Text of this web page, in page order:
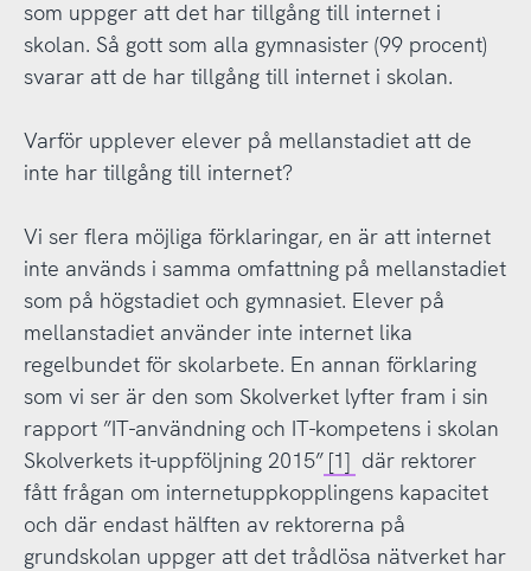
som uppger att det har tillgång till internet i
skolan. Så gott som alla gymnasister (99 procent)
svarar att de har tillgång till internet i skolan.
Varför upplever elever på mellanstadiet att de
inte har tillgång till internet?
Vi ser flera möjliga förklaringar, en är att internet
inte används i samma omfattning på mellanstadiet
som på högstadiet och gymnasiet. Elever på
mellanstadiet använder inte internet lika
regelbundet för skolarbete. En annan förklaring
som vi ser är den som Skolverket lyfter fram i sin
rapport ”IT-användning och IT-kompetens i skolan
Skolverkets it-uppföljning 2015” [1] där rektorer
fått frågan om internetuppkopplingens kapacitet
och där endast hälften av rektorerna på
grundskolan uppger att det trådlösa nätverket har